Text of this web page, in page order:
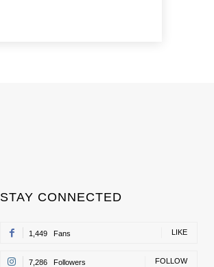
STAY CONNECTED
1,449 Fans LIKE
7,286 Followers FOLLOW